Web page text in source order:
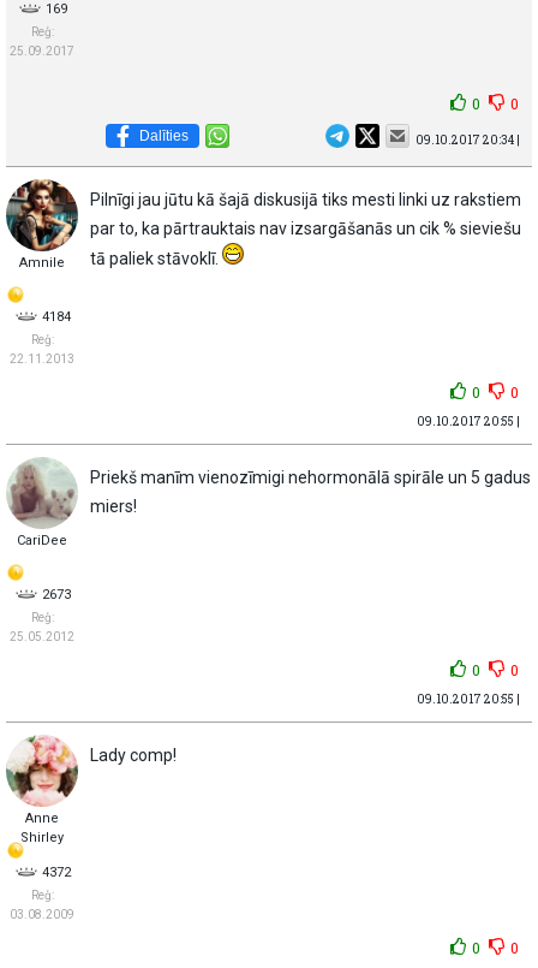
169
Reģ:
25.09.2017
0 0
Dalīties 09.10.2017 20:34 |
Amnile
4184
Reģ:
22.11.2013
Pilnīgi jau jūtu kā šajā diskusijā tiks mesti linki uz rakstiem
par to, ka pārtrauktais nav izsargāšanās un cik % sieviešu
tā paliek stāvoklī.
0 0
09.10.2017 20:55 |
CariDee
2673
Reģ:
25.05.2012
Priekš manīm vienozīmigi nehormonālā spirāle un 5 gadus
miers!
0 0
09.10.2017 20:55 |
Anne
Shirley
4372
Reģ:
03.08.2009
Lady comp!
0 0